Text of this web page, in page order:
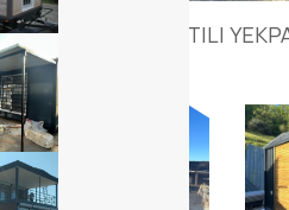
BEŞŞİK ÇATILI